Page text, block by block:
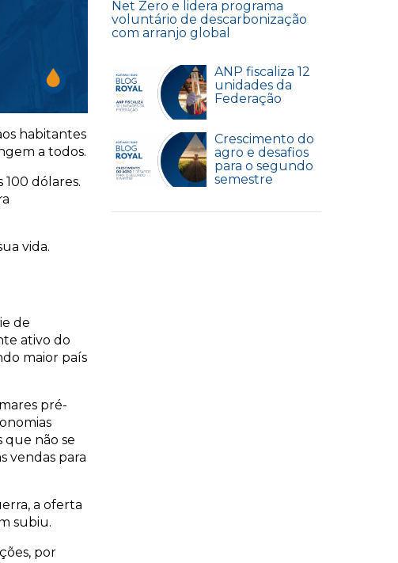
habitantes
a todos.
dólares.
vida.
de
ativo do
maior país
pré-
que não se
vendas para
a oferta
subiu.
por
Net Zero e lidera programa
voluntário de descarbonização
com arranjo global
ANP fiscaliza 12
unidades da
Federação
Crescimento do
agro e desafios
para o segundo
semestre